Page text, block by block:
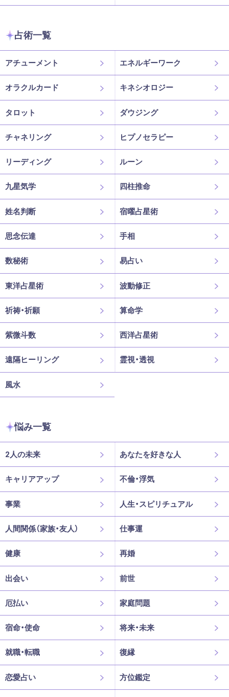
占術一覧
アチューメント エネルギーワーク
オラクルカード キネシオロジー
タロット ダウジング
チャネリング ヒプノセラピー
リーディング ルーン
九星気学 四柱推命
姓名判断 宿曜占星術
思念伝達 手相
数秘術 易占い
東洋占星術 波動修正
祈祷・祈願 算命学
紫微斗数 西洋占星術
遠隔ヒーリング 霊視・透視
風水
悩み一覧
2人の未来 あなたを好きな人
キャリアアップ 不倫・浮気
事業 人生・スピリチュアル
人間関係（家族・友人） 仕事運
健康 再婚
出会い 前世
厄払い 家庭問題
宿命・使命 将来・未来
就職・転職 復縁
恋愛占い 方位鑑定